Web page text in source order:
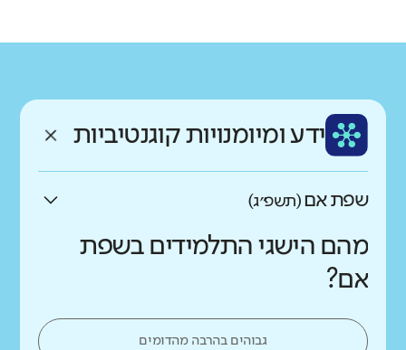
עברית בינוני
רקע חברתי כלכלי
נמוך ידע ומיומנויות קוגנטיביות
שפת אם(תשפ״ג)
מהם הישגי התלמידים בשפת
אם?
גבוהים בהרבה מהדומים